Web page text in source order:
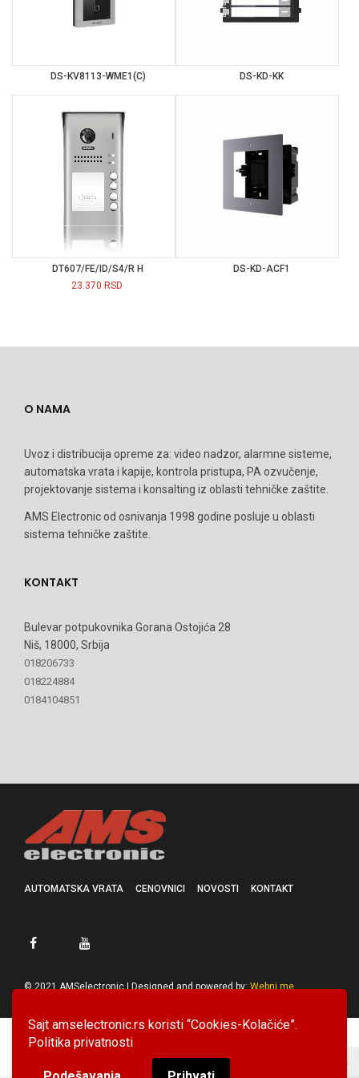
Sajt amselectronic.rs koristi “Cookies-Kolačiće”.
Politika privatnosti
DS-KV8113-WME1(C) DS-KD-KK
DT607/FE/ID/S4/R H
23.370 RSD
DS-KD-ACF1
O NAMA
Uvoz i distribucija opreme za: video nadzor, alarmne sisteme,
automatska vrata i kapije, kontrola pristupa, PA ozvučenje,
projektovanje sistema i konsalting iz oblasti tehničke zaštite.
AMS Electronic od osnivanja 1998 godine posluje u oblasti
sistema tehničke zaštite.
KONTAKT
Bulevar potpukovnika Gorana Ostojića 28
Niš, 18000, Srbija
018206733
018224884
0184104851
AUTOMATSKA VRATA CENOVNICI NOVOSTI KONTAKT
© 2021 AMSelectronic | Designed and powered by:Webni.me